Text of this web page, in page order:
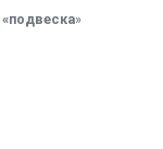
«подвеска»